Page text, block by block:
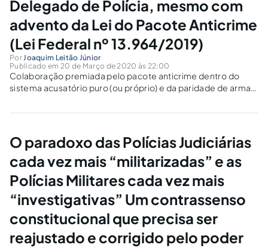
Delegado de Polícia, mesmo com
advento da Lei do Pacote Anticrime
(Lei Federal nº 13.964/2019)
Por Joaquim Leitão Júnior
Publicado em 20 de Março de 2020 às 22:00
Colaboração premiada pelo pacote anticrime dentro do
sistema acusatório puro (ou próprio) e da paridade de armas,
deve servir preferencialmente nas investigações policiais,
O paradoxo das Polícias Judiciárias
cada vez mais “militarizadas” e as
Polícias Militares cada vez mais
“investigativas” Um contrassenso
constitucional que precisa ser
reajustado e corrigido pelo poder